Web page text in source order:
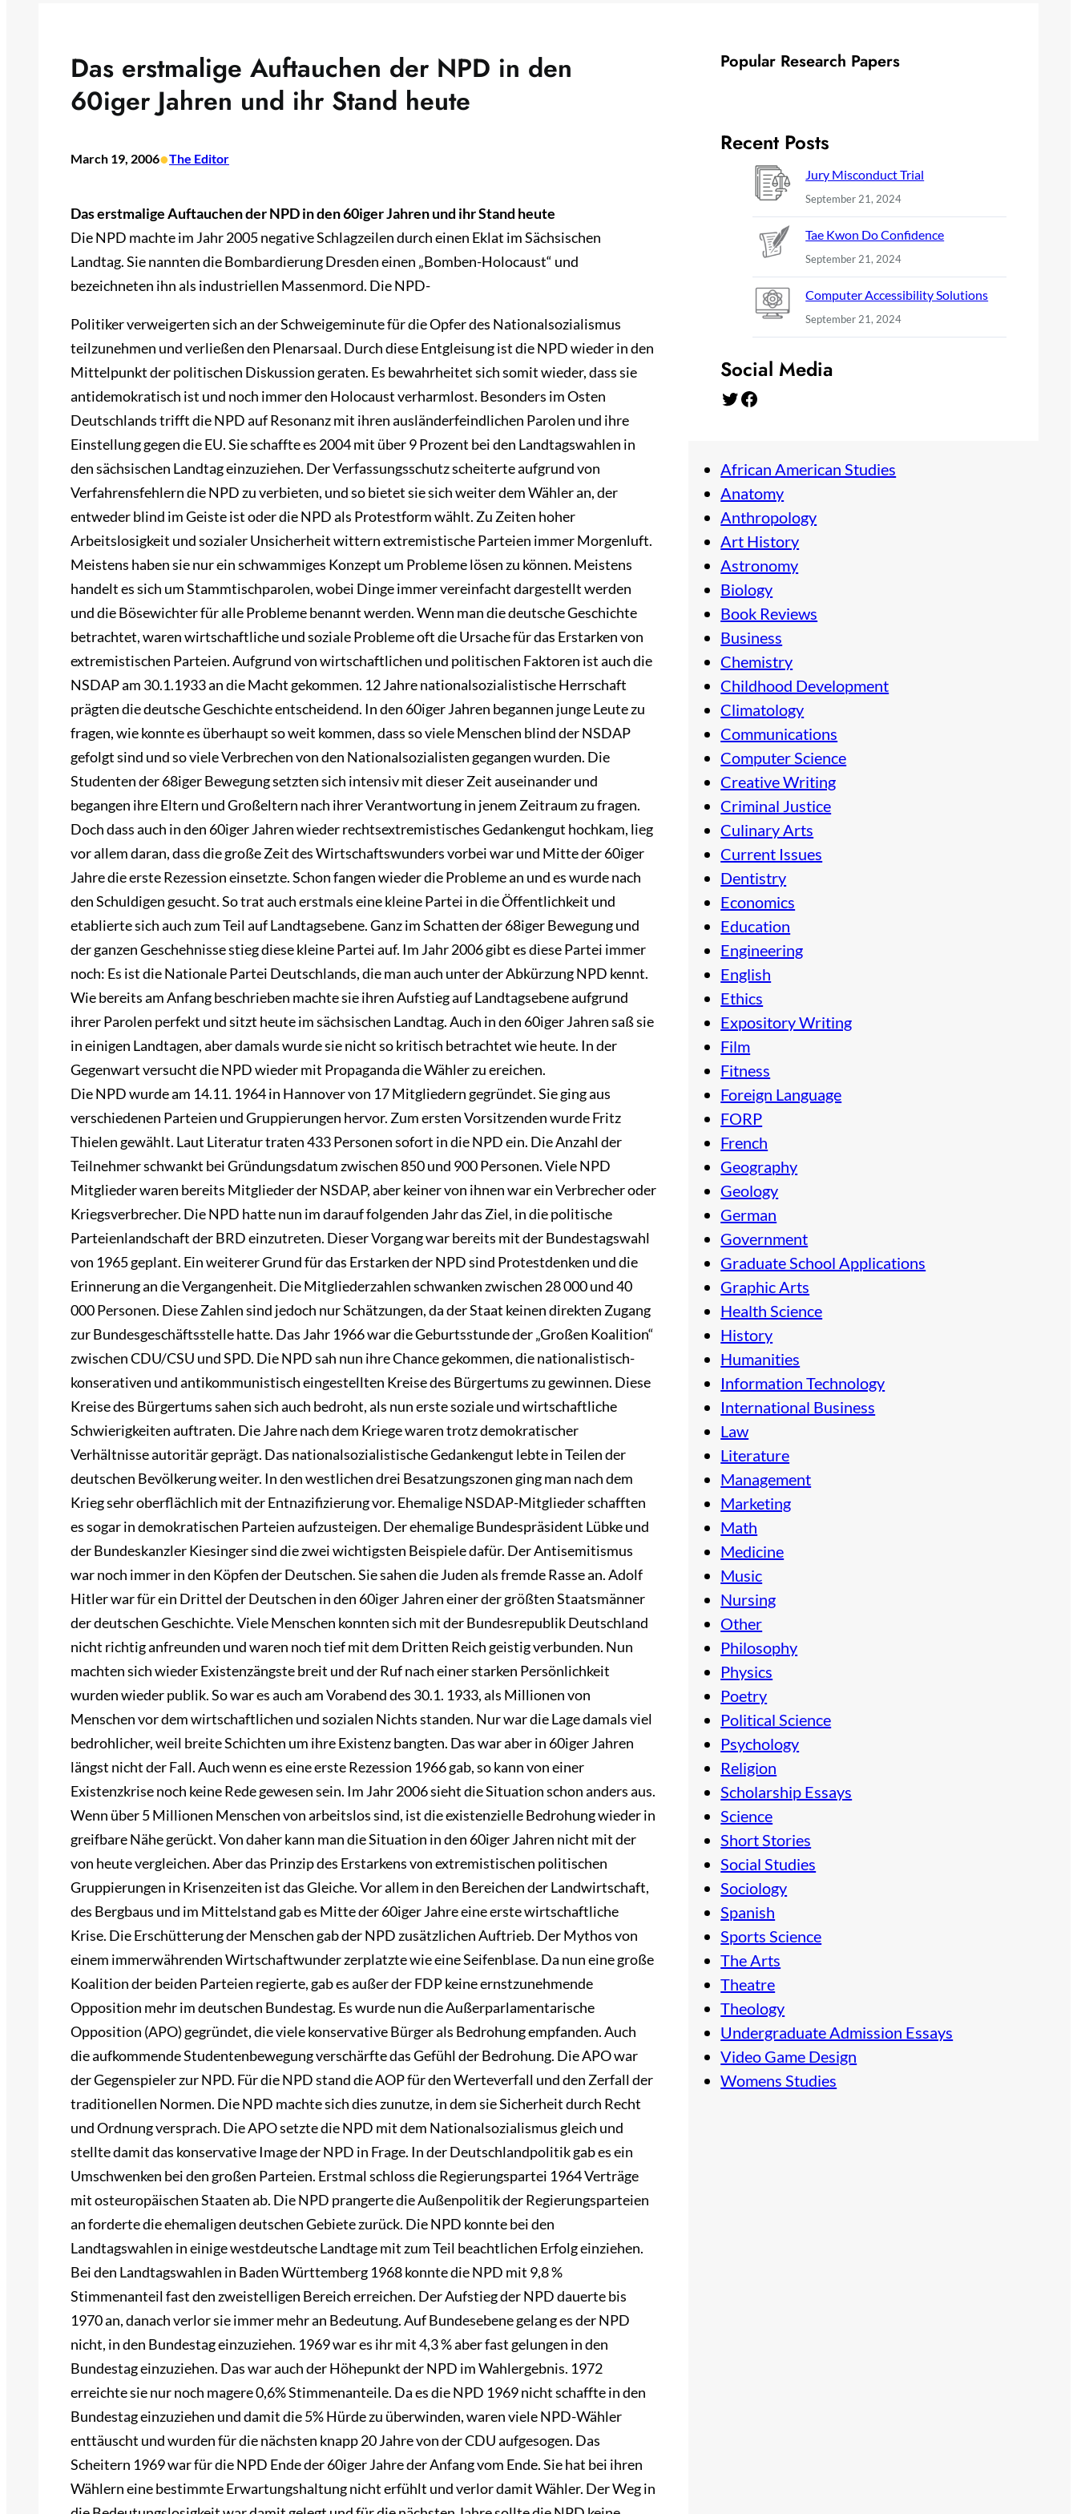
Das erstmalige Auftauchen der NPD in den
60iger Jahren und ihr Stand heute
March 19, 2006•The Editor
Das erstmalige Auftauchen der NPD in den 60iger Jahren und ihr Stand heute
Die NPD machte im Jahr 2005 negative Schlagzeilen durch einen Eklat im Sächsischen
Landtag. Sie nannten die Bombardierung Dresden einen „Bomben-Holocaust“ und
bezeichneten ihn als industriellen Massenmord. Die NPD-
Politiker verweigerten sich an der Schweigeminute für die Opfer des Nationalsozialismus
teilzunehmen und verließen den Plenarsaal. Durch diese Entgleisung ist die NPD wieder in den
Mittelpunkt der politischen Diskussion geraten. Es bewahrheitet sich somit wieder, dass sie
antidemokratisch ist und noch immer den Holocaust verharmlost. Besonders im Osten
Deutschlands trifft die NPD auf Resonanz mit ihren ausländerfeindlichen Parolen und ihre
Einstellung gegen die EU. Sie schaffte es 2004 mit über 9 Prozent bei den Landtagswahlen in
den sächsischen Landtag einzuziehen. Der Verfassungsschutz scheiterte aufgrund von
Verfahrensfehlern die NPD zu verbieten, und so bietet sie sich weiter dem Wähler an, der
entweder blind im Geiste ist oder die NPD als Protestform wählt. Zu Zeiten hoher
Arbeitslosigkeit und sozialer Unsicherheit wittern extremistische Parteien immer Morgenluft.
Meistens haben sie nur ein schwammiges Konzept um Probleme lösen zu können. Meistens
handelt es sich um Stammtischparolen, wobei Dinge immer vereinfacht dargestellt werden
und die Bösewichter für alle Probleme benannt werden. Wenn man die deutsche Geschichte
betrachtet, waren wirtschaftliche und soziale Probleme oft die Ursache für das Erstarken von
extremistischen Parteien. Aufgrund von wirtschaftlichen und politischen Faktoren ist auch die
NSDAP am 30.1.1933 an die Macht gekommen. 12 Jahre nationalsozialistische Herrschaft
prägten die deutsche Geschichte entscheidend. In den 60iger Jahren begannen junge Leute zu
fragen, wie konnte es überhaupt so weit kommen, dass so viele Menschen blind der NSDAP
gefolgt sind und so viele Verbrechen von den Nationalsozialisten gegangen wurden. Die
Studenten der 68iger Bewegung setzten sich intensiv mit dieser Zeit auseinander und
begangen ihre Eltern und Großeltern nach ihrer Verantwortung in jenem Zeitraum zu fragen.
Doch dass auch in den 60iger Jahren wieder rechtsextremistisches Gedankengut hochkam, lieg
vor allem daran, dass die große Zeit des Wirtschaftswunders vorbei war und Mitte der 60iger
Jahre die erste Rezession einsetzte. Schon fangen wieder die Probleme an und es wurde nach
den Schuldigen gesucht. So trat auch erstmals eine kleine Partei in die Öffentlichkeit und
etablierte sich auch zum Teil auf Landtagsebene. Ganz im Schatten der 68iger Bewegung und
der ganzen Geschehnisse stieg diese kleine Partei auf. Im Jahr 2006 gibt es diese Partei immer
noch: Es ist die Nationale Partei Deutschlands, die man auch unter der Abkürzung NPD kennt.
Wie bereits am Anfang beschrieben machte sie ihren Aufstieg auf Landtagsebene aufgrund
ihrer Parolen perfekt und sitzt heute im sächsischen Landtag. Auch in den 60iger Jahren saß sie
in einigen Landtagen, aber damals wurde sie nicht so kritisch betrachtet wie heute. In der
Gegenwart versucht die NPD wieder mit Propaganda die Wähler zu ereichen.
Die NPD wurde am 14.11. 1964 in Hannover von 17 Mitgliedern gegründet. Sie ging aus
verschiedenen Parteien und Gruppierungen hervor. Zum ersten Vorsitzenden wurde Fritz
Thielen gewählt. Laut Literatur traten 433 Personen sofort in die NPD ein. Die Anzahl der
Teilnehmer schwankt bei Gründungsdatum zwischen 850 und 900 Personen. Viele NPD
Mitglieder waren bereits Mitglieder der NSDAP, aber keiner von ihnen war ein Verbrecher oder
Kriegsverbrecher. Die NPD hatte nun im darauf folgenden Jahr das Ziel, in die politische
Parteienlandschaft der BRD einzutreten. Dieser Vorgang war bereits mit der Bundestagswahl
von 1965 geplant. Ein weiterer Grund für das Erstarken der NPD sind Protestdenken und die
Erinnerung an die Vergangenheit. Die Mitgliederzahlen schwanken zwischen 28 000 und 40
000 Personen. Diese Zahlen sind jedoch nur Schätzungen, da der Staat keinen direkten Zugang
zur Bundesgeschäftsstelle hatte. Das Jahr 1966 war die Geburtsstunde der „Großen Koalition“
zwischen CDU/CSU und SPD. Die NPD sah nun ihre Chance gekommen, die nationalistisch-
konserativen und antikommunistisch eingestellten Kreise des Bürgertums zu gewinnen. Diese
Kreise des Bürgertums sahen sich auch bedroht, als nun erste soziale und wirtschaftliche
Schwierigkeiten auftraten. Die Jahre nach dem Kriege waren trotz demokratischer
Verhältnisse autoritär geprägt. Das nationalsozialistische Gedankengut lebte in Teilen der
deutschen Bevölkerung weiter. In den westlichen drei Besatzungszonen ging man nach dem
Krieg sehr oberflächlich mit der Entnazifizierung vor. Ehemalige NSDAP-Mitglieder schafften
es sogar in demokratischen Parteien aufzusteigen. Der ehemalige Bundespräsident Lübke und
der Bundeskanzler Kiesinger sind die zwei wichtigsten Beispiele dafür. Der Antisemitismus
war noch immer in den Köpfen der Deutschen. Sie sahen die Juden als fremde Rasse an. Adolf
Hitler war für ein Drittel der Deutschen in den 60iger Jahren einer der größten Staatsmänner
der deutschen Geschichte. Viele Menschen konnten sich mit der Bundesrepublik Deutschland
nicht richtig anfreunden und waren noch tief mit dem Dritten Reich geistig verbunden. Nun
machten sich wieder Existenzängste breit und der Ruf nach einer starken Persönlichkeit
wurden wieder publik. So war es auch am Vorabend des 30.1. 1933, als Millionen von
Menschen vor dem wirtschaftlichen und sozialen Nichts standen. Nur war die Lage damals viel
bedrohlicher, weil breite Schichten um ihre Existenz bangten. Das war aber in 60iger Jahren
längst nicht der Fall. Auch wenn es eine erste Rezession 1966 gab, so kann von einer
Existenzkrise noch keine Rede gewesen sein. Im Jahr 2006 sieht die Situation schon anders aus.
Wenn über 5 Millionen Menschen von arbeitslos sind, ist die existenzielle Bedrohung wieder in
greifbare Nähe gerückt. Von daher kann man die Situation in den 60iger Jahren nicht mit der
von heute vergleichen. Aber das Prinzip des Erstarkens von extremistischen politischen
Gruppierungen in Krisenzeiten ist das Gleiche. Vor allem in den Bereichen der Landwirtschaft,
des Bergbaus und im Mittelstand gab es Mitte der 60iger Jahre eine erste wirtschaftliche
Krise. Die Erschütterung der Menschen gab der NPD zusätzlichen Auftrieb. Der Mythos von
einem immerwährenden Wirtschaftwunder zerplatzte wie eine Seifenblase. Da nun eine große
Koalition der beiden Parteien regierte, gab es außer der FDP keine ernstzunehmende
Opposition mehr im deutschen Bundestag. Es wurde nun die Außerparlamentarische
Opposition (APO) gegründet, die viele konservative Bürger als Bedrohung empfanden. Auch
die aufkommende Studentenbewegung verschärfte das Gefühl der Bedrohung. Die APO war
der Gegenspieler zur NPD. Für die NPD stand die AOP für den Werteverfall und den Zerfall der
traditionellen Normen. Die NPD machte sich dies zunutze, in dem sie Sicherheit durch Recht
und Ordnung versprach. Die APO setzte die NPD mit dem Nationalsozialismus gleich und
stellte damit das konservative Image der NPD in Frage. In der Deutschlandpolitik gab es ein
Umschwenken bei den großen Parteien. Erstmal schloss die Regierungspartei 1964 Verträge
mit osteuropäischen Staaten ab. Die NPD prangerte die Außenpolitik der Regierungsparteien
an forderte die ehemaligen deutschen Gebiete zurück. Die NPD konnte bei den
Landtagswahlen in einige westdeutsche Landtage mit zum Teil beachtlichen Erfolg einziehen.
Bei den Landtagswahlen in Baden Württemberg 1968 konnte die NPD mit 9,8 %
Stimmenanteil fast den zweistelligen Bereich erreichen. Der Aufstieg der NPD dauerte bis
1970 an, danach verlor sie immer mehr an Bedeutung. Auf Bundesebene gelang es der NPD
nicht, in den Bundestag einzuziehen. 1969 war es ihr mit 4,3 % aber fast gelungen in den
Bundestag einzuziehen. Das war auch der Höhepunkt der NPD im Wahlergebnis. 1972
erreichte sie nur noch magere 0,6% Stimmenanteile. Da es die NPD 1969 nicht schaffte in den
Bundestag einzuziehen und damit die 5% Hürde zu überwinden, waren viele NPD-Wähler
enttäuscht und wurden für die nächsten knapp 20 Jahre von der CDU aufgesogen. Das
Scheitern 1969 war für die NPD Ende der 60iger Jahre der Anfang vom Ende. Sie hat bei ihren
Wählern eine bestimmte Erwartungshaltung nicht erfühlt und verlor damit Wähler. Der Weg in
Popular Research Papers
Recent Posts
Jury Misconduct Trial
September 21, 2024
Tae Kwon Do Confidence
September 21, 2024
Computer Accessibility Solutions
September 21, 2024
Social Media
Twitter Facebook
African American Studies
Anatomy
Anthropology
Art History
Astronomy
Biology
Book Reviews
Business
Chemistry
Childhood Development
Climatology
Communications
Computer Science
Creative Writing
Criminal Justice
Culinary Arts
Current Issues
Dentistry
Economics
Education
Engineering
English
Ethics
Expository Writing
Film
Fitness
Foreign Language
FORP
French
Geography
Geology
German
Government
Graduate School Applications
Graphic Arts
Health Science
History
Humanities
Information Technology
International Business
Law
Literature
Management
Marketing
Math
Medicine
Music
Nursing
Other
Philosophy
Physics
Poetry
Political Science
Psychology
Religion
Scholarship Essays
Science
Short Stories
Social Studies
Sociology
Spanish
Sports Science
The Arts
Theatre
Theology
Undergraduate Admission Essays
Video Game Design
Womens Studies